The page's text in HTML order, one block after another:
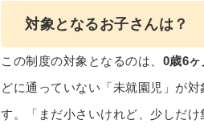
対象となるお子さんは？
この制度の対象となるのは、 0歳6
どに通っていない「未就園児」が
す。「まだ小さいけれど、少しだ